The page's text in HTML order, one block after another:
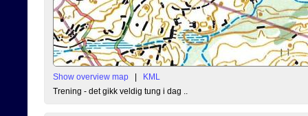
Show overview map |
KML
Trening - det gikk veldig tung i dag ..